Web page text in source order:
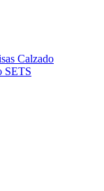
Calzado
SETS